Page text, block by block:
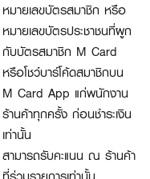
หมายเลขบัตรสมาชิก หรือ
หมายเลขบัตรประชาชนที่ผูก
กับบัตรสมาชิก M Card
หรือโชว์บาร์โค้ดสมาชิกบน
M Card App แก่พนักงาน
ร้านค้าทุกครั้ง ก่อนชำระเงิน
เท่านั้น
สามารถรับคะแนน ณ ร้านค้า